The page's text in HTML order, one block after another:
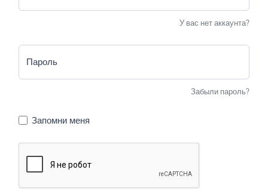
У вас нет аккаунта?
Пароль
Забыли пароль?
Запомни меня